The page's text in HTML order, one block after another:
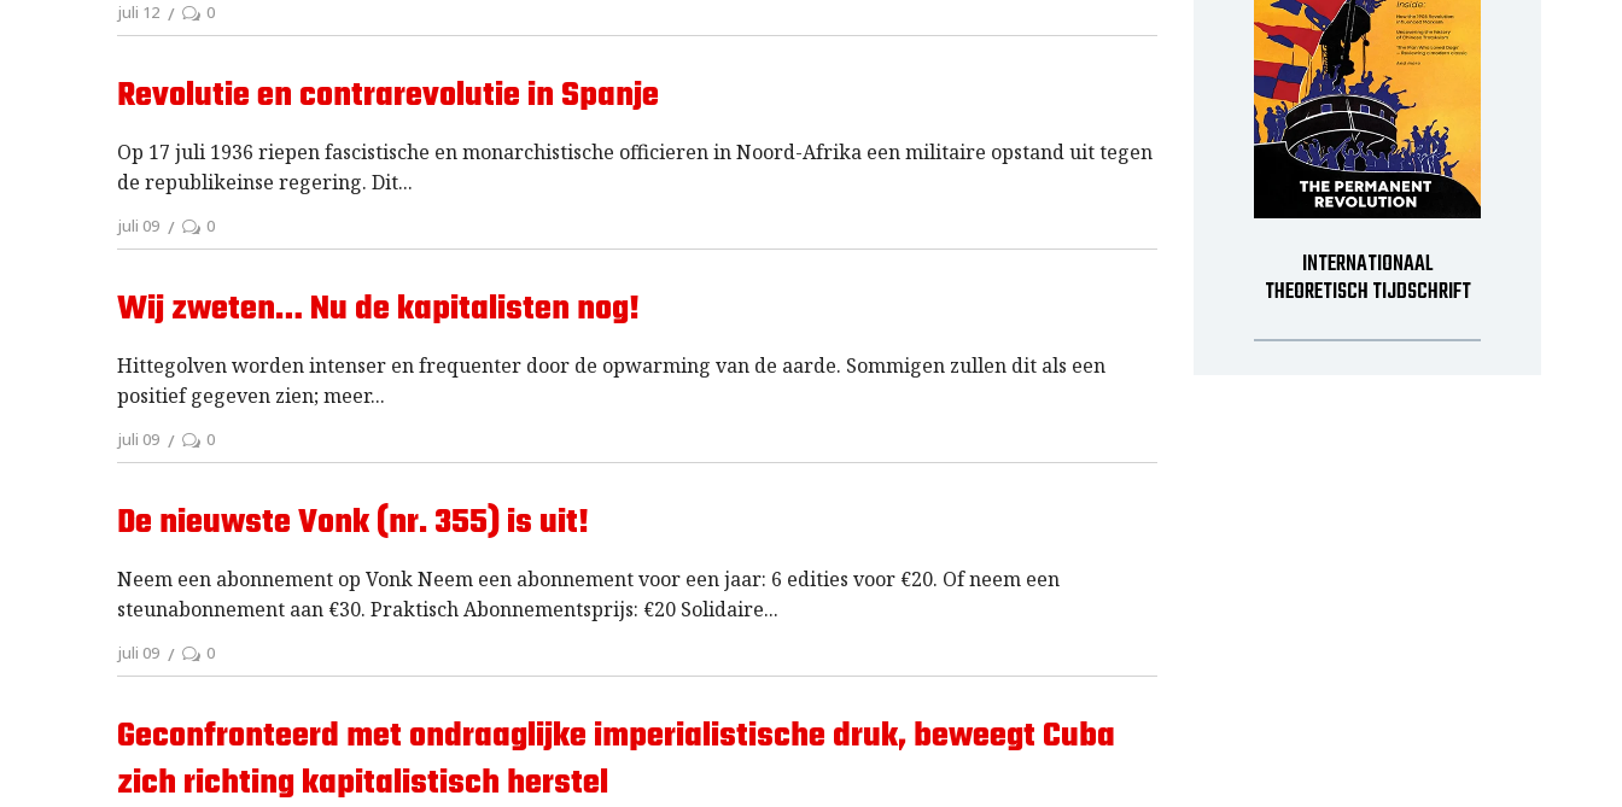
juli 12 0
Revolutie en contrarevolutie in Spanje
Op 17 juli 1936 riepen fascistische en monarchistische officieren in Noord-Afrika een militaire opstand uit tegen
de republikeinse regering. Dit
juli 09 0
Wij zweten… Nu de kapitalisten nog!
Hittegolven worden intenser en frequenter door de opwarming van de aarde. Sommigen zullen dit als een
positief gegeven zien; meer
juli 09 0
De nieuwste Vonk (nr. 355) is uit!
Neem een abonnement op Vonk Neem een abonnement voor een jaar: 6 edities voor €20. Of neem een
steunabonnement aan €30. Praktisch Abonnementsprijs: €20 Solidaire
juli 09 0
Geconfronteerd met ondraaglijke imperialistische druk, beweegt Cuba
zich richting kapitalistisch herstel
INTERNATIONAAL
THEORETISCH TIJDSCHRIFT